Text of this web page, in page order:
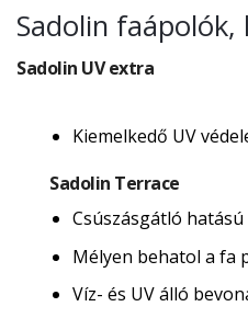
Sadolin
Sadolin UV extra
Kiemelkedő UV
Sadolin Terrace
Csúszásgátló
Mélyen behatol a fa
Víz- és UV álló